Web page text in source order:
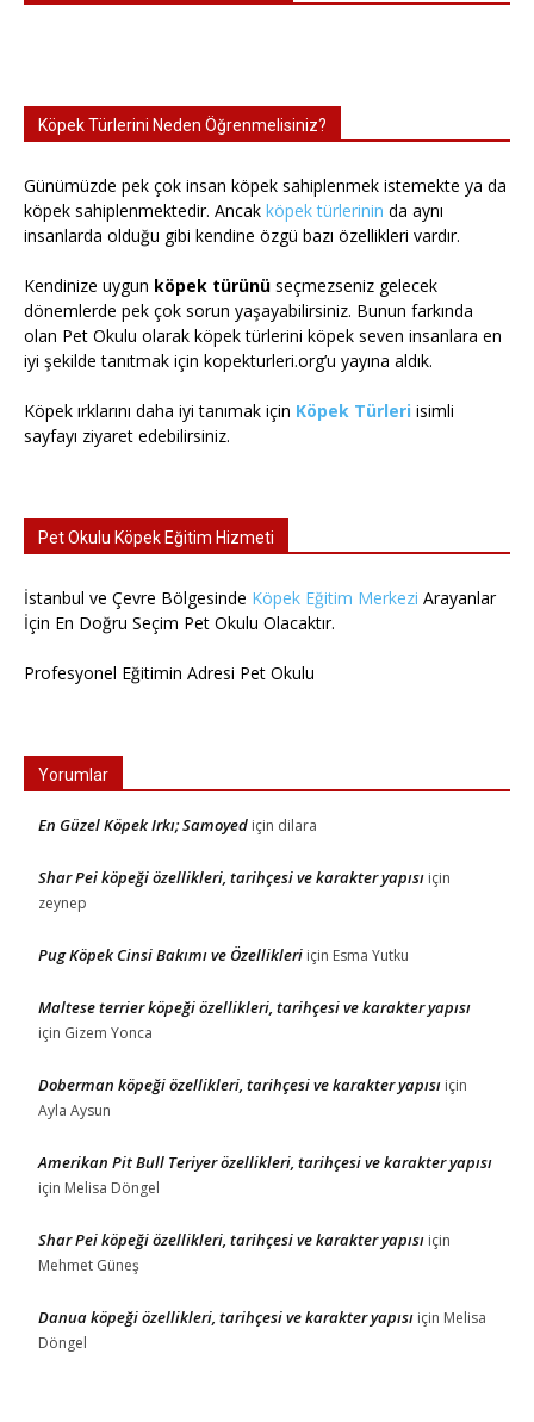
Köpek Türlerini Neden Öğrenmelisiniz?
Günümüzde pek çok insan köpek sahiplenmek istemekte ya da
köpek sahiplenmektedir. Ancak köpek türlerinin da aynı
insanlarda olduğu gibi kendine özgü bazı özellikleri vardır.
Kendinize uygun köpek türünü seçmezseniz gelecek
dönemlerde pek çok sorun yaşayabilirsiniz. Bunun farkında
olan Pet Okulu olarak köpek türlerini köpek seven insanlara en
iyi şekilde tanıtmak için kopekturleri.org’u yayına aldık.
Köpek ırklarını daha iyi tanımak için Köpek Türleri isimli
sayfayı ziyaret edebilirsiniz.
Pet Okulu Köpek Eğitim Hizmeti
İstanbul ve Çevre Bölgesinde Köpek Eğitim Merkezi Arayanlar
İçin En Doğru Seçim Pet Okulu Olacaktır.
Profesyonel Eğitimin Adresi Pet Okulu
Yorumlar
En Güzel Köpek Irkı; Samoyed için dilara
Shar Pei köpeği özellikleri, tarihçesi ve karakter yapısı için
zeynep
Pug Köpek Cinsi Bakımı ve Özellikleri için Esma Yutku
Maltese terrier köpeği özellikleri, tarihçesi ve karakter yapısı
için Gizem Yonca
Doberman köpeği özellikleri, tarihçesi ve karakter yapısı için
Ayla Aysun
Amerikan Pit Bull Teriyer özellikleri, tarihçesi ve karakter yapısı
için Melisa Döngel
Shar Pei köpeği özellikleri, tarihçesi ve karakter yapısı için
Mehmet Güneş
Danua köpeği özellikleri, tarihçesi ve karakter yapısı için Melisa
Döngel